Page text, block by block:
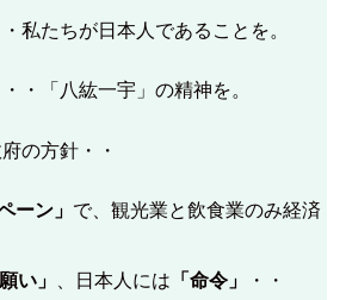
私たちが日本人であることを。
・「八紘一宇」の精神を。
の方針・・
ーン」 で、観光業と飲食業のみ経済
い」 、日本人には 「命令」 ・・